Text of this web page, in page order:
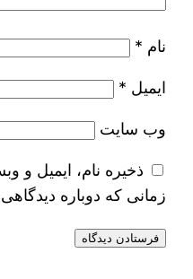
نام *
ایمیل *
وب‌ سایت
ذخیره نام، ایمیل و
زمانی که دوباره